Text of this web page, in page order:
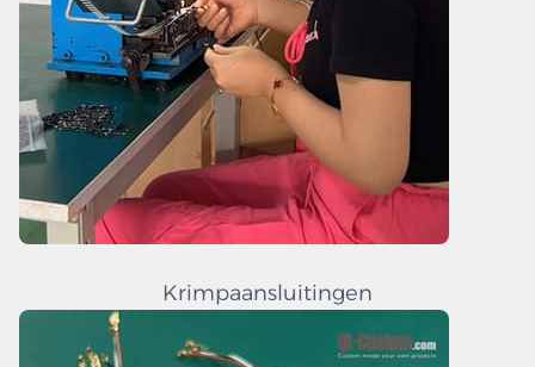
Krimpaansluitingen